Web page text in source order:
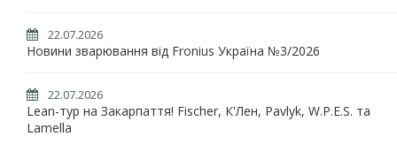
22.07.2026
Новини зварювання від Fronius Україна №3/2026
22.07.2026
Lean-тур на Закарпаття! Fischer, К'Лен, Pavlyk, W.P.E.S. та
Lamella